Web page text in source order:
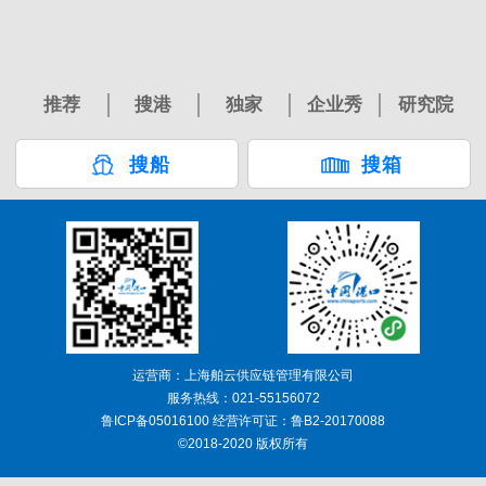
推荐 搜港 独家 企业秀 研究院
搜船 搜箱
运营商：上海舶云供应链管理有限公司
服务热线：021-55156072
鲁ICP备05016100 经营许可证：鲁B2-20170088
©2018-2020 版权所有